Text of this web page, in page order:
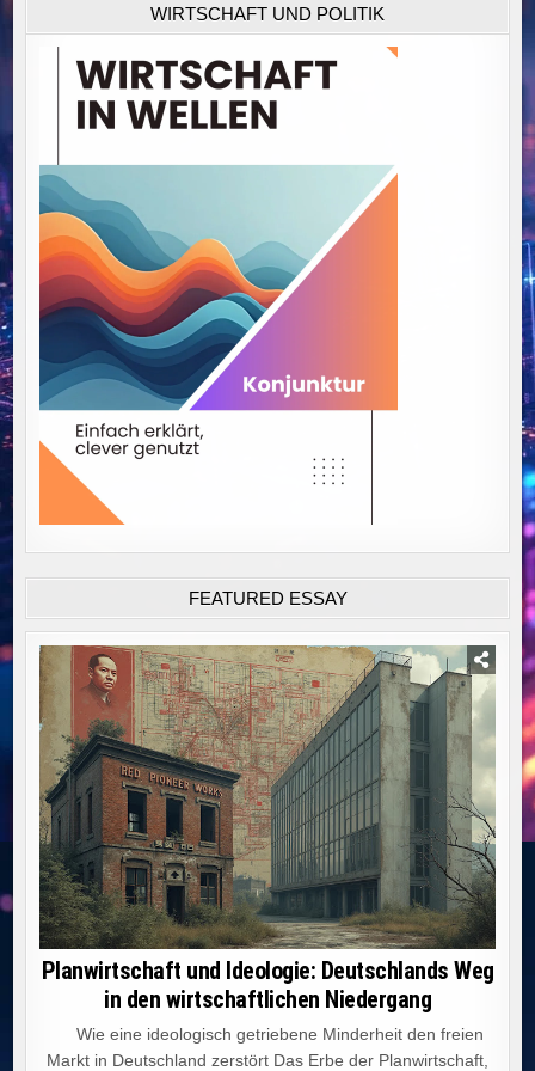
WIRTSCHAFT UND POLITIK
FEATURED ESSAY
Planwirtschaft und Ideologie: Deutschlands Weg
in den wirtschaftlichen Niedergang
Wie eine ideologisch getriebene Minderheit den freien
Markt in Deutschland zerstört Das Erbe der Planwirtschaft,